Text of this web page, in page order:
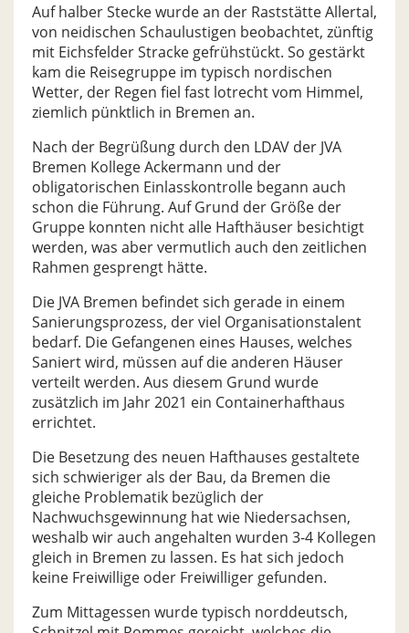
Auf halber Stecke wurde an der Raststätte Allertal,
von neidischen Schaulustigen beobachtet, zünftig
mit Eichsfelder Stracke gefrühstückt. So gestärkt
kam die Reisegruppe im typisch nordischen
Wetter, der Regen fiel fast lotrecht vom Himmel,
ziemlich pünktlich in Bremen an.
Nach der Begrüßung durch den LDAV der JVA
Bremen Kollege Ackermann und der
obligatorischen Einlasskontrolle begann auch
schon die Führung. Auf Grund der Größe der
Gruppe konnten nicht alle Hafthäuser besichtigt
werden, was aber vermutlich auch den zeitlichen
Rahmen gesprengt hätte.
Die JVA Bremen befindet sich gerade in einem
Sanierungsprozess, der viel Organisationstalent
bedarf. Die Gefangenen eines Hauses, welches
Saniert wird, müssen auf die anderen Häuser
verteilt werden. Aus diesem Grund wurde
zusätzlich im Jahr 2021 ein Containerhafthaus
errichtet.
Die Besetzung des neuen Hafthauses gestaltete
sich schwieriger als der Bau, da Bremen die
gleiche Problematik bezüglich der
Nachwuchsgewinnung hat wie Niedersachsen,
weshalb wir auch angehalten wurden 3-4 Kollegen
gleich in Bremen zu lassen. Es hat sich jedoch
keine Freiwillige oder Freiwilliger gefunden.
Zum Mittagessen wurde typisch norddeutsch,